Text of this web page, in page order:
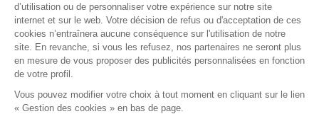
d’utilisation ou de personnaliser votre expérience sur notre site
internet et sur le web. Votre décision de refus ou d'acceptation de ces
cookies n’entraînera aucune conséquence sur l'utilisation de notre
site. En revanche, si vous les refusez, nos partenaires ne seront plus
en mesure de vous proposer des publicités personnalisées en fonction
de votre profil.
Vous pouvez modifier votre choix à tout moment en cliquant sur le lien
« Gestion des cookies » en bas de page.
Axeptio consent